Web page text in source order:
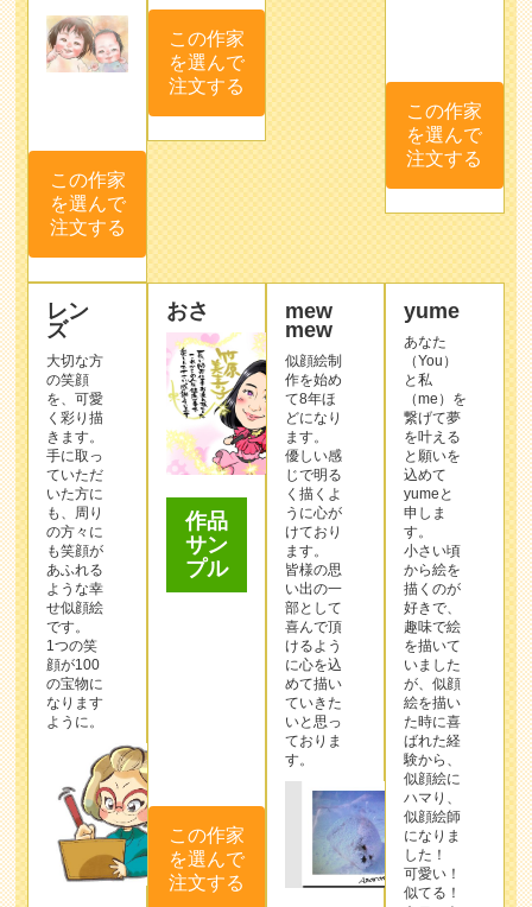
この作家
を選んで
注文する
この作家
を選んで
注文する
この作家
を選んで
注文する
レン
ズ
大切な方
の笑顔
を、可愛
く彩り描
きます。
手に取っ
ていただ
いた方に
も、周り
の方々に
も笑顔が
あふれる
ような幸
せ似顔絵
です。
1つの笑
顔が100
の宝物に
なります
ように。
おさ
作品
サン
プル
この作家
を選んで
注文する
mew
mew
似顔絵制
作を始め
て8年ほ
どになり
ます。
優しい感
じで明る
く描くよ
うに心が
けており
ます。
皆様の思
い出の一
部として
喜んで頂
けるよう
に心を込
めて描い
ていきた
いと思っ
ておりま
す。
yume
あなた
（You）
と私
（me）を
繋げて夢
を叶える
と願いを
込めて
yumeと
申しま
す。
小さい頃
から絵を
描くのが
好きで、
趣味で絵
を描いて
いました
が、似顔
絵を描い
た時に喜
ばれた経
験から、
似顔絵に
ハマり、
似顔絵師
になりま
した！
可愛い！
似てる！